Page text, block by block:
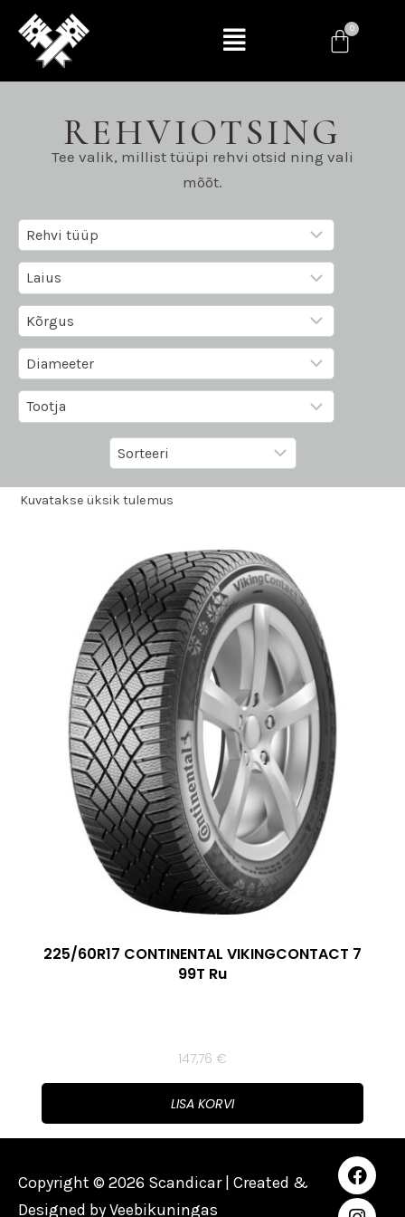
REHVIOTSING
Tee valik, millist tüüpi rehvi otsid ning vali
mõõt.
Kuvatakse üksik tulemus
225/60R17 CONTINENTAL VIKINGCONTACT 7
99T Ru
147,76 €
LISA KORVI
Copyright © 2026 Scandicar | Created &
Designed byVeebikuningas